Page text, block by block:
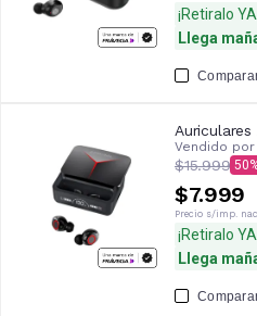
¡Retiralo
Llega
Vendido por
$15.999 50
$7.999
Precio s/imp. nac.
¡Retiralo
Llega